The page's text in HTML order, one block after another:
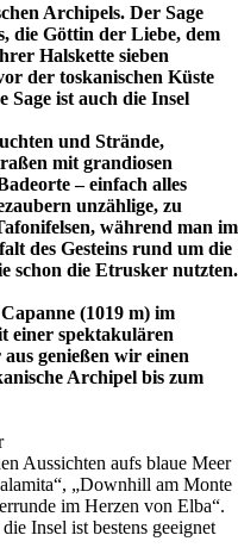
Archipels. Der Sage
die Göttin der Liebe, dem
Halskette sieben
der toskanischen Küste
Sage ist auch die Insel
und Strände,
mit grandiosen
– einfach alles
unzählige, zu
während man im
des Gesteins rund um die
schon die Etrusker nutzten.
(1019 m) im
einer spektakulären
genießen wir einen
Archipel bis zum
Aussichten aufs blaue Meer
„Downhill am Monte
im Herzen von Elba“.
Insel ist bestens geeignet